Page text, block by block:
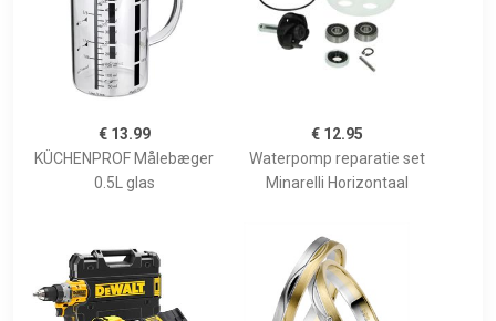
€ 13.99
KÜCHENPROF Målebæger
0.5L glas
€ 12.95
Waterpomp reparatie set
Minarelli Horizontaal